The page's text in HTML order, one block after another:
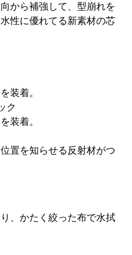
から補強して、型崩れを
性に優れてる新素材の芯
装着。
ク
装着。
置を知らせる反射材がつ
、かたく絞った布で水拭